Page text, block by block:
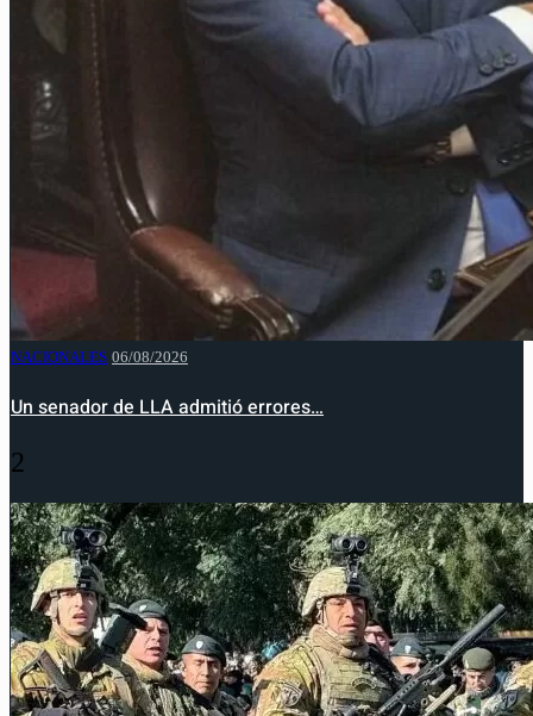
NACIONALES 06/08/2026
Un senador de LLA admitió errores…
2